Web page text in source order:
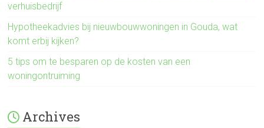
verhuisbedrijf
Hypotheekadvies bij nieuwbouwwoningen in Gouda, wat
komt erbij kijken?
5 tips om te besparen op de kosten van een
woningontruiming
Archives